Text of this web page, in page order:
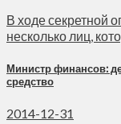
В ходе секретной
несколько лиц,
Министр финансов:
средство
2014-12-31